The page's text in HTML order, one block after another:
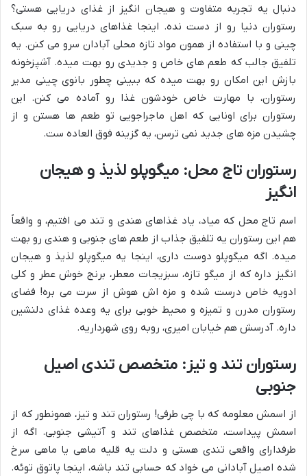
دنبال یه تجربه متفاوت و هیجان انگیز از غذای دریایی هستی؟
رستوران دنیا رو از دست نده. اینجا غذاهای دریایی رو به سبک
چینی و با استفاده از همون مواد تازه محلی آبادان سرو می کنن. یه
تلفیق جالب که طعم های خاص و جدیدی رو بهت میده. آشپزخونه
بازش این امکان رو بهت میده که ببینی چطور بانوی چینی مدیر
رستوران، با مهارت خاص خودشون غذا رو آماده می کنن. این
رستوران برای اونایی که اهل ماجراجویی تو طعم ها هستن و از
چشیدن مزه های جدید نمی ترسن، یه گزینه فوق العاده ست.
رستوران تاج محل: میگوپلو لذیذ و هیجان
انگیز
اسم تاج محل که میاد، یاد غذاهای هندی و تند می افتیم، و واقعاً
هم این رستوران یه تلفیق جذاب از طعم های جنوبی و هندی رو بهت
میده. اگه میگوپلو دوست داری، اینجا یه میگوپلو لذیذ و هیجان
انگیز داره که از میگو تازه، سبزیجات معطر، برنج خوش عطر و کلی
ادویه خاص درست شده و مزه اش هوش از سرت می بره! فضای
رستوران مدرن و تمیزه و محیط خوبی برای یه وعده غذای دلنشین
داره. آدرسش هم خیابان امیری، روبه روی شهرداریه.
رستوران تند و تیز: متخصص تندی اصیل
جنوبی
از اسمش معلومه که با چی طرفی! رستوران تند و تیز، همونطور که از
اسمش پیداست، متخصص غذاهای تند و آتیشی جنوبی. اگه از
طرفدارای واقعی تندی هستی و دلت یه قلیه ماهی یا ماهی سرخ
شده اصیل آبادانی می خواد که حسابی تند باشه، اینجا پاتوق توئه.